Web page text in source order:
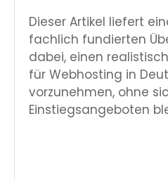
Dieser Artikel liefert
fachlich fundierten
dabei, einen
für Webhosting in
vorzunehmen, ohne
Einstiegsangeboten